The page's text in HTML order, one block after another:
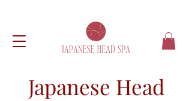
Japanese Head